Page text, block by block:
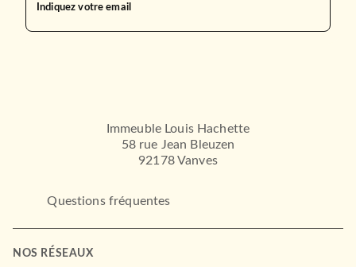
Indiquez votre email
Immeuble Louis Hachette
58 rue Jean Bleuzen
92178 Vanves
Questions fréquentes
NOS RÉSEAUX